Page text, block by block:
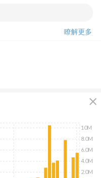
瞭解更多
close
2.0M
4.0M
6.0M
8.0M
10M